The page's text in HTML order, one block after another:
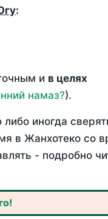
:
и в целях
намаз?).
иногда
в Жанхотеко со
- подробно